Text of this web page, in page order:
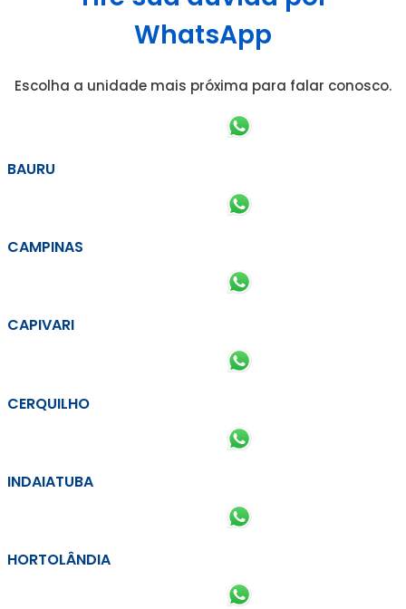
WhatsApp
Escolha a unidade mais próxima para falar conosco.
BAURU
CAMPINAS
CAPIVARI
CERQUILHO
INDAIATUBA
HORTOLÂNDIA